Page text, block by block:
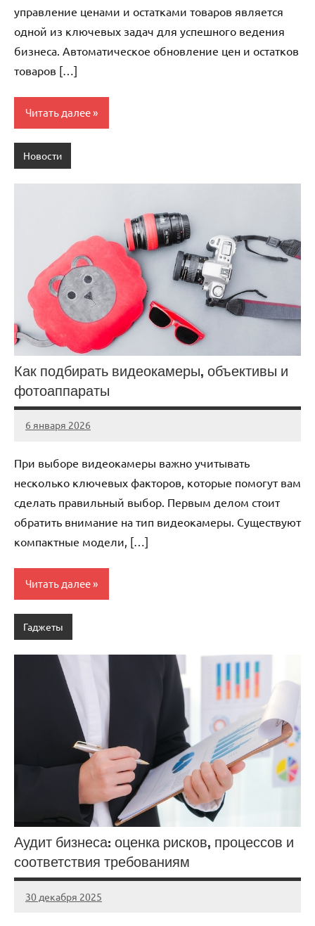
управление ценами и остатками товаров является
одной из ключевых задач для успешного ведения
бизнеса. Автоматическое обновление цен и остатков
товаров […]
Читать далее
Новости
Как подбирать видеокамеры, объективы и
фотоаппараты
6 января 2026
Avtor
Нет
При выборе видеокамеры важно учитывать
несколько ключевых факторов, которые помогут вам
сделать правильный выбор. Первым делом стоит
обратить внимание на тип видеокамеры. Существуют
компактные модели, […]
Читать далее
Гаджеты
Аудит бизнеса: оценка рисков, процессов и
соответствия требованиям
30 декабря 2025
Avtor
Нет